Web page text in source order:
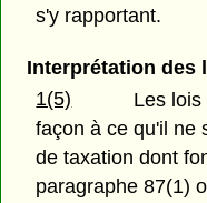
s'y rapportant.
Interprétation des
1(5)
Les
façon à ce qu'il ne
de taxation dont
paragraphe 87(1)